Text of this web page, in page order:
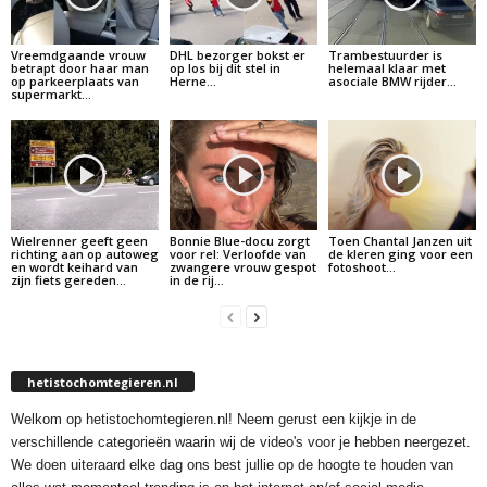
Vreemdgaande vrouw
betrapt door haar man
op parkeerplaats van
supermarkt…
DHL bezorger bokst er
op los bij dit stel in
Herne…
Trambestuurder is
helemaal klaar met
asociale BMW rijder…
Wielrenner geeft geen
richting aan op autoweg
en wordt keihard van
zijn fiets gereden…
Bonnie Blue-docu zorgt
voor rel: Verloofde van
zwangere vrouw gespot
in de rij…
Toen Chantal Janzen uit
de kleren ging voor een
fotoshoot…
hetistochomtegieren.nl
Welkom op hetistochomtegieren.nl! Neem gerust een kijkje in de
verschillende categorieën waarin wij de video's voor je hebben neergezet.
We doen uiteraard elke dag ons best jullie op de hoogte te houden van